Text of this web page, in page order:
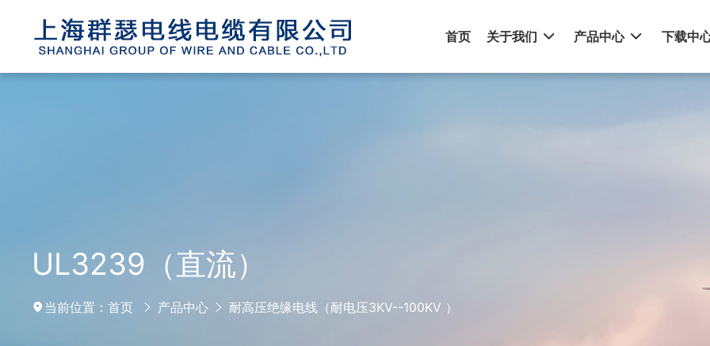
首页 关于我们 产品中心 下载中
UL3239（直流）
当前位置：首页 产品中心 耐高压绝缘电线（耐电压3KV--100KV ）